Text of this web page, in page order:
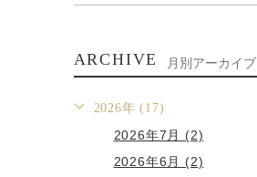
ARCHIVE 月別アーカイブ
2026年 (17)
2026年7月 (2)
2026年6月 (2)